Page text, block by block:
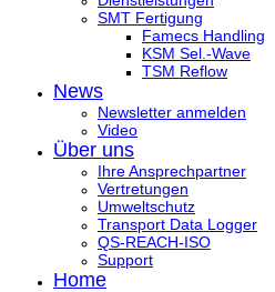
SMT Fertigung
Famecs Handling
KSM Sel.-Wave
TSM Reflow
News
Newsletter anmelden
Video
Über uns
Ihre Ansprechpartner
Vertretungen
Umweltschutz
Transport Data Logger
QS-REACH-ISO
Support
Home